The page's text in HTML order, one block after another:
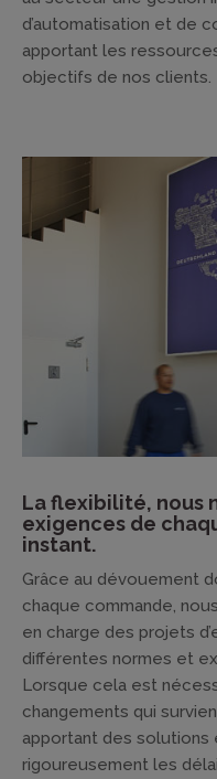
d’automatisation et de
apportant les
objectifs de nos clients.
La flexibilité, nous
exigences de
instant.
Grâce au dévouement
chaque commande,
en charge des projets
différentes normes et
Lorsque cela est
changements qui
apportant des
rigoureusement les